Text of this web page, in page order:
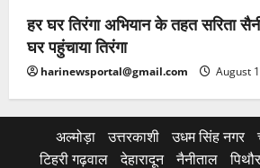
हर घर तिरंगा अभियान के तहत सरिता
घर पहुंचाया तिरंगा
harinewsportal@gmail.com August
अल्मोड़ा उत्तरकाशी उधम सिंह नगर
टिहरी गढ़वाल
देहारादून नैनीताल